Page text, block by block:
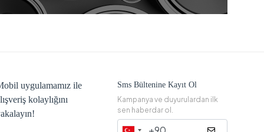
uygulamamız ile
kolaylığını
Sms Bültenine Kayıt Ol
Kampanya ve duyurulardan ilk
sen haberdar ol.